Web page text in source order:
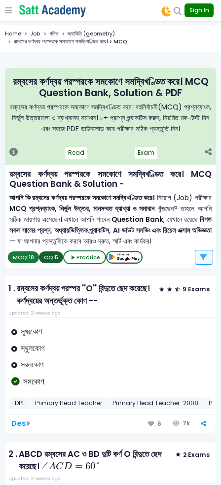
Sign In
Home Job গণিত
জ্যামিতি (geometry)
রম্বসের কর্ণদ্বয় পরস্পরকে সমকোণে সমদ্বিখণ্ডিত করে। > MCQ
রম্বসের কর্ণদ্বয় পরস্পরকে সমকোণে সমদ্বিখণ্ডিত করে। MCQ
Question Bank, Solution & PDF
রম্বসের কর্ণদ্বয় পরস্পরকে সমকোণে সমদ্বিখণ্ডিত করে। বহুনির্বাচনী(MCQ) প্রশ্নব্যাংক,
নির্ভুল উত্তরমালা ও ব্যাখ্যাসহ সমাধান। ৮+ প্রশ্নে প্র্যাকটিস করুন, নিয়মিত মক টেস্ট দিন
এবং সহজে PDF ডাউনলোড করে পরীক্ষার সঠিক প্রস্তুতি নিন।
Read Exam
রম্বসের কর্ণদ্বয় পরস্পরকে সমকোণে সমদ্বিখণ্ডিত করে। MCQ
Question Bank & Solution -
আপনি কি রম্বসের কর্ণদ্বয় পরস্পরকে সমকোণে সমদ্বিখণ্ডিত করে। নিয়োগ (Job) পরীক্ষার
MCQ প্রশ্নব্যাংক, নির্ভুল উত্তর, মানসম্মত ব্যাখ্যা ও সমাধানখুঁজছেন? তাহলে আপনি
সঠিক জায়গায় এসেছেন। এখানে আপনি পাবেন Question Bank, যেখানে রয়েছে বিগত
সকল সালের প্রশ্ন, অধ্যায়ভিত্তিক প্র্যাকটিস, AI ডাউট সলভিং এবং রিয়েল এক্সাম অভিজ্ঞতা
— যা আপনার প্রস্তুতিকে করবে আরও দ্রুত, স্মার্ট এবং কার্যকর।
MCQ:18 CQ:5 Practice
1 .রম্বসের কর্ণদ্বয় পরস্পর ''O'' বিন্দুতে ছেদ করেছে।
কর্ণদ্বয়ের অন্তর্ভূক্ত কোণ --
9 Exams
Updated: 2 weeks ago
সূক্ষ্মকোণ
স্থুলকোণ
সরলকোণ
সমকোণ
DPE Primary Head Teacher Primary Head Teacher-2008 PSC
Des 6 7k
2 .ABCD রম্বসের AC ও BD দুটি কর্ণ O বিন্দুতে ছেদ
করেছে। ∠AC D = 60°
∠ACD= 60° 2 Exams
Updated: 2 weeks ago